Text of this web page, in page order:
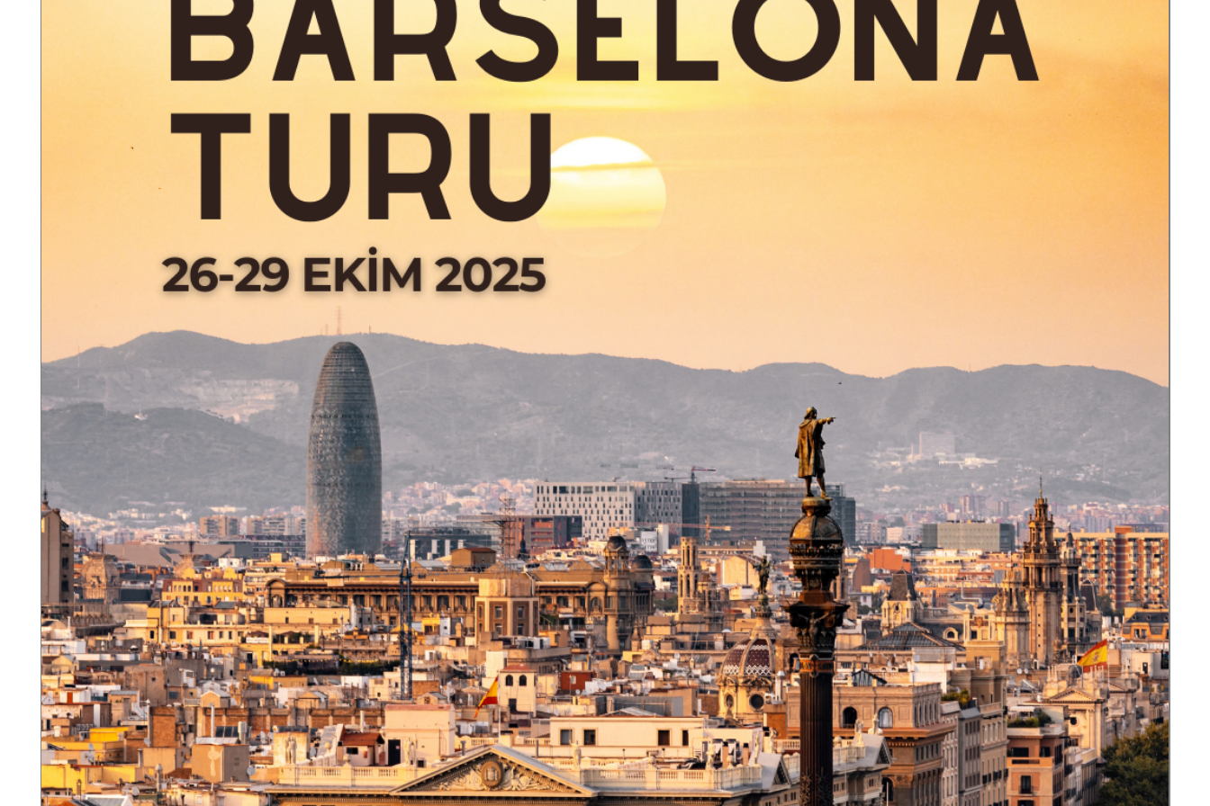
13 Kasım 2025, Perşembe
Polonnaruwa Antik Kenti ve Geleneksel Köy Deneyimi
Kahvaltının ardından Sri Lanka’nın Ortaçağ dönemine
başkentlik yapmış olan Polonnaruwa antik kentine gidiyoruz.
Devasa sulama sistemleriyle çevrili bu şehirde, kaya üzerine
oyulmuş Buda heykelleri ve tarihi yapılar arasında geçmişe
yolculuk yapıyoruz. Ardından Hiriwadunna köyüne geçerek
geleneksel Sri Lanka yaşamını deneyimliyoruz. Öküz arabasıyla
köy yollarında gezinti, katamaranla göl turu ve yerel yemek
pişirme atölyesi gibi birçok etkinlik bizi bekliyor. Konaklama
Sigiriya’da otelimizde.
14 Kasım 2025, Cuma
Dambulla Mağara Tapınakları, Baharat Bahçesi ve Kandy
Sri Lanka’nın en iyi korunmuş ve en büyük mağara tapınak
kompleksi olan bu alanda, Buda’nın hayatını anlatan heykel ve
resimleri keşfediyoruz. Ardından doğanın kalbinde kurulu
baharat bahçesini gezerek karanfil, tarçın, kakule gibi egzotik
bitkileri tanıyor ve küçük bir masaj deneyimi yaşıyoruz. Günün
sonunda kültür başkenti Kandy’ye ulaşıyor, Diş Tapınağı’nı
ziyaret ediyor ve geleneksel dans gösterisini izliyoruz.
Konaklama Kandy’de otelimizde.
5.GÜN
15 Kasım 2025, Cumartesi
Nuwara Eliya ve Çay Tarlaları
Kandy’den ayrılıp Sri Lanka’nın dağlık bölgesine doğru yola
çıkıyoruz. Yol üzerinde etkileyici Ramboda Şelalesi’ni görüyor,
dileyen misafirlerle Hanuman Tapınağı’nı ziyaret ediyoruz. Çay
fabrikasında yapılan gezide ünlü Seylan çayının üretim
aşamalarını öğreniyoruz. Nuwara Eliya’ya ulaştığımızda İngiliz
kolonyal döneminden izler taşıyan bu serin ve sisli şehirde kısa
bir keşfe çıkıyoruz. Akşam saatlerinde Kandy’ye geri
dönüyoruz. Konaklama Kandy’de otelimizde.
6.GÜN
16 Kasım 2025, Pazar
Kandy Şehir Turu ve Colombo Gezisi